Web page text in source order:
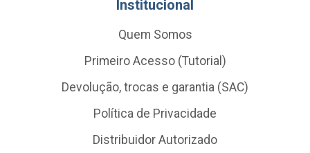
Institucional
Quem Somos
Primeiro Acesso (Tutorial)
Devolução, trocas e garantia (SAC)
Política de Privacidade
Distribuidor Autorizado